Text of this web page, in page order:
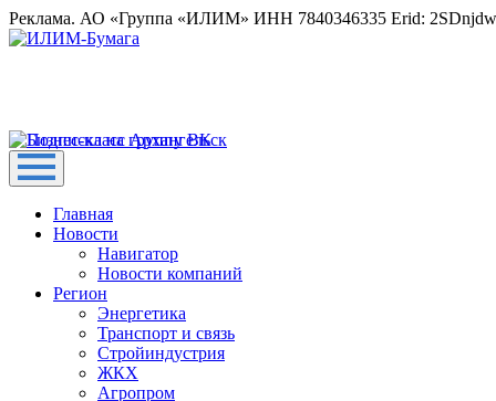
Реклама. АО «Группа «ИЛИМ» ИНН 7840346335 Erid:
Главная
Новости
Навигатор
Новости компаний
Регион
Энергетика
Транспорт и связь
Стройиндустрия
ЖКХ
Агропром